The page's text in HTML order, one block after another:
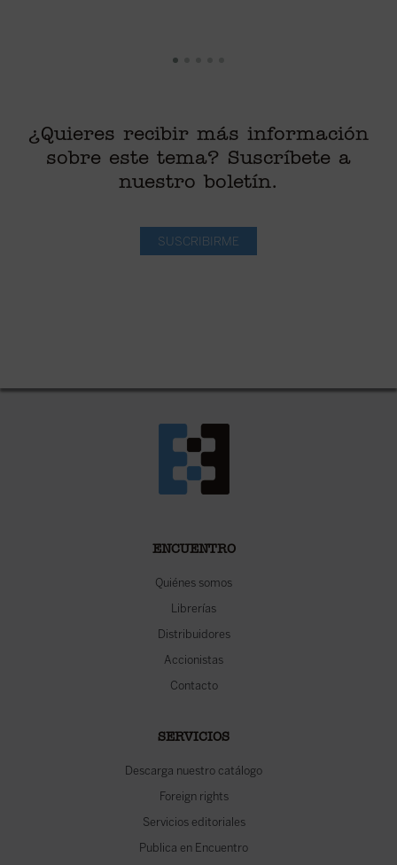
¿Quieres recibir más información
sobre este tema? Suscríbete a
nuestro boletín.
SUSCRIBIRME
ENCUENTRO
Quiénes somos
Librerías
Distribuidores
Accionistas
Contacto
SERVICIOS
Descarga nuestro catálogo
Foreign rights
Servicios editoriales
Publica en Encuentro